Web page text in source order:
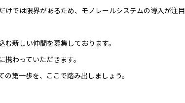
では限界があるため、モノレールシステムの導入が注目
新しい仲間を募集しております。
わっていただきます。
第一歩を、ここで踏み出しましょう。